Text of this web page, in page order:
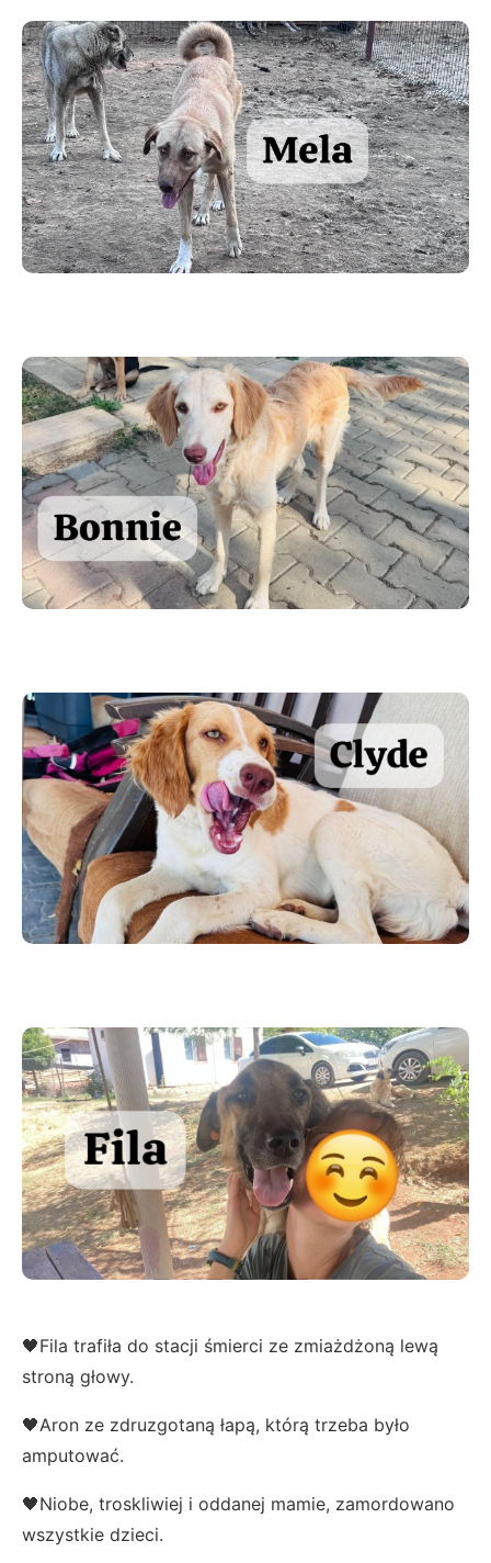
🖤Fila trafiła do stacji śmierci ze zmiażdżoną lewą
stroną głowy.
🖤Aron ze zdruzgotaną łapą, którą trzeba było
amputować.
🖤Niobe, troskliwiej i oddanej mamie, zamordowano
wszystkie dzieci.